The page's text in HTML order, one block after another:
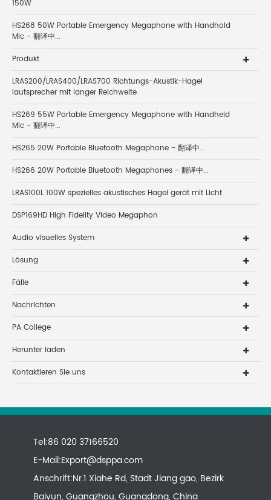
150W
HS268 50W Portable Emergency Megaphone with Handhold
Mic - 翻译中...
Produkt
LRAS200/LRAS400/LRAS700 Richtungs-Akustik-Hagel
lautsprecher mit langer Reichweite
HS269 55W Portable Emergency Megaphone with Handheld
Mic - 翻译中...
HS265 20W Portable Bluetooth Megaphone - 翻译中...
HS266 20W Portable Bluetooth Megaphones - 翻译中...
LRAS100L 100W spezielles akustisches Hagel gerät mit Licht
DSP169HD High Fidelity Video Megaphon
Audio visuelles System
Lösung
Fälle
Nachrichten
PA College
Herunter laden
Kontaktieren Sie uns
Tel:86 020 37166520
E-Mail:Export@dsppa.com
Anschrift:Nr.1 Xiahe Rd, Stadt Jiang gao, Bezirk
Baiyun, Guangzhou, Guangdong, China